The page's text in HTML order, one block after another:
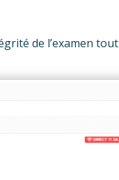
de l’examen tout